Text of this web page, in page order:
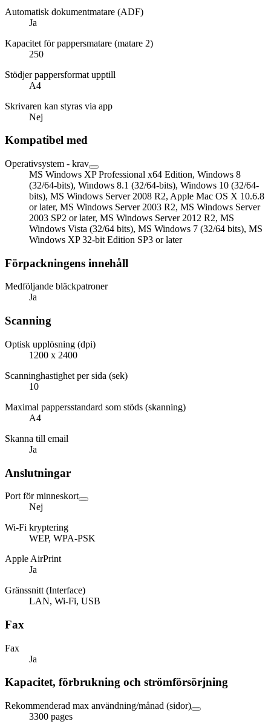
Automatisk dokumentmatare (ADF)
Ja
Kapacitet för pappersmatare (matare 2)
250
Stödjer pappersformat upptill
A4
Skrivaren kan styras via app
Nej
Kompatibel med
Operativsystem - krav
MS Windows XP Professional x64 Edition, Windows 8
(32/64-bits), Windows 8.1 (32/64-bits), Windows 10 (32/64-
bits), MS Windows Server 2008 R2, Apple Mac OS X 10.6.8
or later, MS Windows Server 2003 R2, MS Windows Server
2003 SP2 or later, MS Windows Server 2012 R2, MS
Windows Vista (32/64 bits), MS Windows 7 (32/64 bits), MS
Windows XP 32-bit Edition SP3 or later
Förpackningens innehåll
Medföljande bläckpatroner
Ja
Scanning
Optisk upplösning (dpi)
1200 x 2400
Scanninghastighet per sida (sek)
10
Maximal pappersstandard som stöds (skanning)
A4
Skanna till email
Ja
Anslutningar
Port för minneskort
Nej
Wi-Fi kryptering
WEP, WPA-PSK
Apple AirPrint
Ja
Gränssnitt (Interface)
LAN, Wi-Fi, USB
Fax
Fax
Ja
Kapacitet, förbrukning och strömförsörjning
Rekommenderad max användning/månad (sidor)
3300 pages